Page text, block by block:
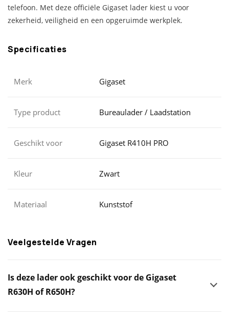
telefoon. Met deze officiële Gigaset lader kiest u voor
zekerheid, veiligheid en een opgeruimde werkplek.
Specificaties
Merk Gigaset
Type product Bureaulader / Laadstation
Geschikt voor Gigaset R410H PRO
Kleur Zwart
Materiaal Kunststof
Veelgestelde Vragen
Is deze lader ook geschikt voor de Gigaset
R630H of R650H?